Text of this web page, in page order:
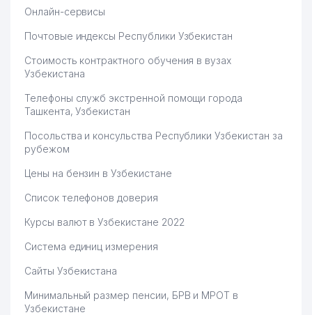
ИНТЕРНАТ
INTERNATIONAL LOGISTIC
59 MIR SVETA ООО
60 EXPRESS STROY PROFI ООО 976 м
62
МЕЖДУНАРОДНАЯ ШКОЛА им.
УЛУГБЕКА
Онлайн-сервисы
Почтовые индексы Республики Узбекистан
Стоимость контрактного обучения в вузах
Узбекистана
Телефоны служб экстренной помощи города
Ташкента, Узбекистан
Посольства и консульства Республики Узбекистан за
рубежом
Цены на бензин в Узбекистане
Список телефонов доверия
Курсы валют в Узбекистане 2022
Система единиц измерения
Сайты Узбекистана
Минимальный размер пенсии, БРВ и МРОТ в
Узбекистане